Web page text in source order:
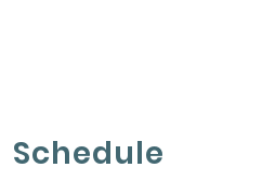
Schedule